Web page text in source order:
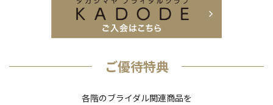
ご優待特典
各階のブライダル関連商品を